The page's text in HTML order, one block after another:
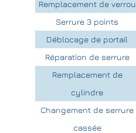
Remplacement de verrou
Serrure 3 points
Déblocage de portail
Réparation de serrure
Remplacement de
cylindre
Changement de serrure
cassée